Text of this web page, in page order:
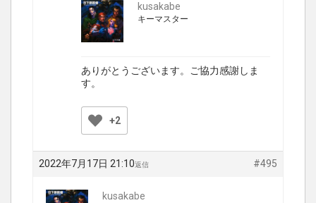
kusakabe
キーマスター
ありがとうございます。ご協力感謝しま
す。
+2
2022年7月17日 21:10 #495
返信
kusakabe